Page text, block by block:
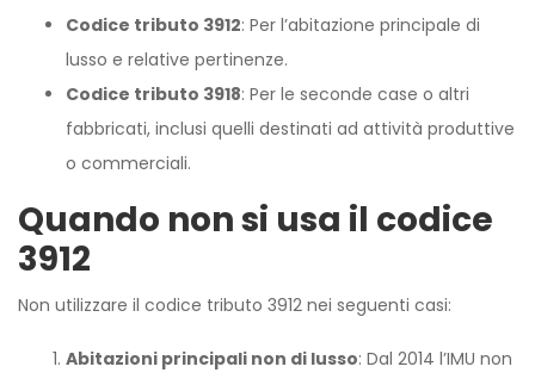
Codice tributo 3912: Per l’abitazione principale di
lusso e relative pertinenze.
Codice tributo 3918: Per le seconde case o altri
fabbricati, inclusi quelli destinati ad attività produttive
o commerciali.
Quando non si usa il codice
3912
Non utilizzare il codice tributo 3912 nei seguenti casi:
Abitazioni principali non di lusso: Dal 2014 l’IMU non